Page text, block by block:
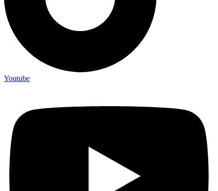
Youtube